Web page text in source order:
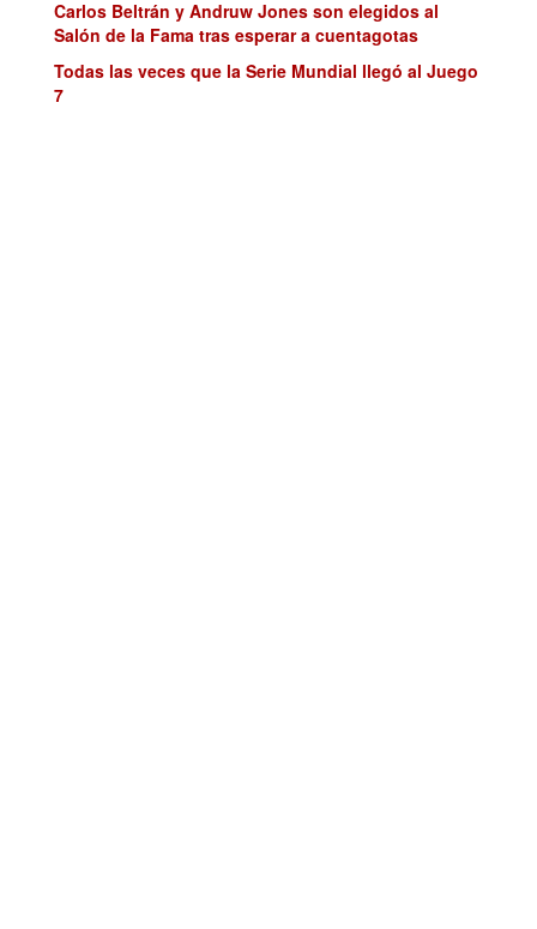
Carlos Beltrán y Andruw Jones son elegidos al
Salón de la Fama tras esperar a cuentagotas
Todas las veces que la Serie Mundial llegó al Juego
7